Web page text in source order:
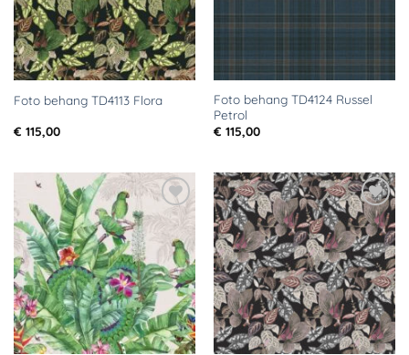
Foto behang TD4113 Flora
€ 115,00
Foto behang TD4124 Russel
Petrol
€ 115,00
Toevoegen
aan
verlanglijst
Toevoegen
aan
verlanglijst